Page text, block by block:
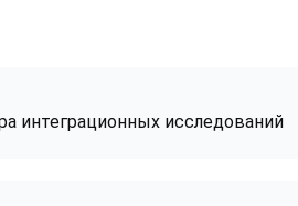
интеграционных исследований